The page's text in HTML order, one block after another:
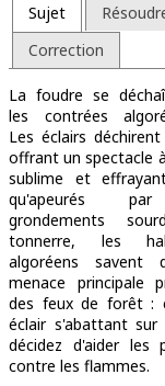
Sujet
Correction
La foudre se
les contrées
Les éclairs
offrant un spectacle
sublime et
qu'apeurés
grondements
tonnerre, les
algoréens savent
menace principale
des feux de forêt :
éclair s'abattant
décidez d'aider les
contre les flammes.